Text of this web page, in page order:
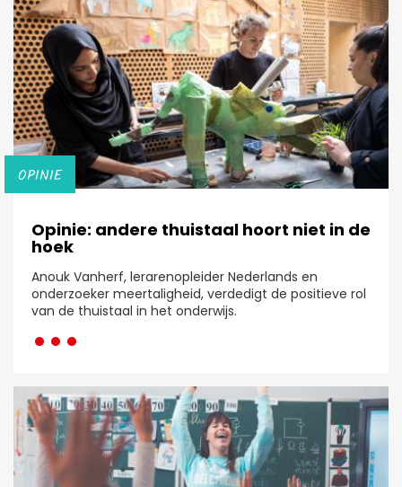
OPINIE
Opinie: andere thuistaal hoort niet in de
hoek
Anouk Vanherf, lerarenopleider Nederlands en
onderzoeker meertaligheid, verdedigt de positieve rol
van de thuistaal in het onderwijs.
···